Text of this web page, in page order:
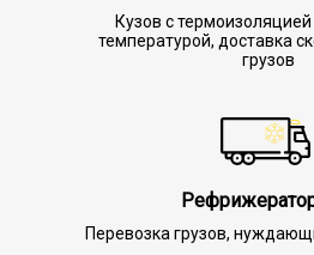
Кузов с
температурой, доставка
грузов
Перевозка грузов,